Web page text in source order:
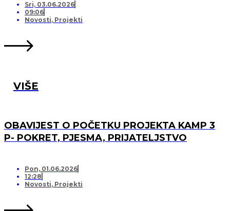
Sri, 03.06.2026
09:06
Novosti, Projekti
VIŠE
OBAVIJEST O POČETKU PROJEKTA KAMP 3
P- POKRET, PJESMA, PRIJATELJSTVO
Pon, 01.06.2026
12:28
Novosti, Projekti